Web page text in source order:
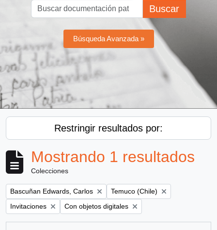
Buscar
Búsqueda Avanzada »
Restringir resultados por:
Mostrando 1 resultados
Colecciones
Remove filter:
Bascuñan Edwards, Carlos Remove filter:
Temuco (Chile)
Remove filter:
Invitaciones Remove filter:
Con objetos digitales